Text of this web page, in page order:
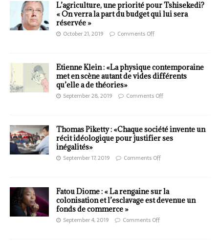
L’agriculture, une priorité pour Tshisekedi?
« On verra la part du budget qui lui sera
réservée »
October 21, 2019 Comments Off
Etienne Klein : «La physique contemporaine
met en scène autant de vides différents
qu’elle a de théories»
September 28, 2019 Comments Off
Thomas Piketty : «Chaque société invente un
récit idéologique pour justifier ses
inégalités»
September 17, 2019 Comments Off
Fatou Diome : « La rengaine sur la
colonisation et l’esclavage est devenue un
fonds de commerce »
September 4, 2019 Comments Off